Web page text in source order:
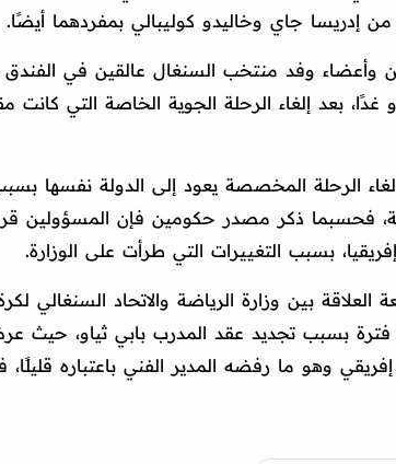
جاي وخاليدو كوليبالي بمفردهما أيضًا.
وأعضاء وفد منتخب السنغال عالقين في
غدًا، بعد إلغاء الرحلة الجوية الخاصة التي كانت
الرحلة المخصصة يعود إلى الدولة نفسها
فحسبما ذكر مصدر حكومين فإن المسؤولين
بسبب التغييرات التي طرأت على الوزارة.
بين وزارة الرياضة والاتحاد السنغالي
بسبب تجديد عقد المدرب بابي ثياو، حيث
بقيمة 18 مليون فرانك إفريقي وهو ما رفضه المدير الفني باعتباره